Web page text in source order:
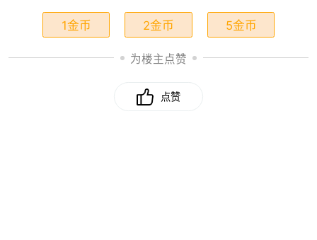
1金币 2金币 5金币
为楼主点赞
点赞